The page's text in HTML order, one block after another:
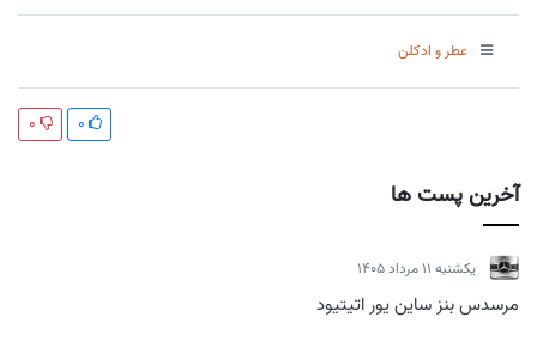
آخرین پست ها
يكشنبه 11 مرداد 1405
مرسدس بنز ساین یور اتیتیود
عطر و ادکلن